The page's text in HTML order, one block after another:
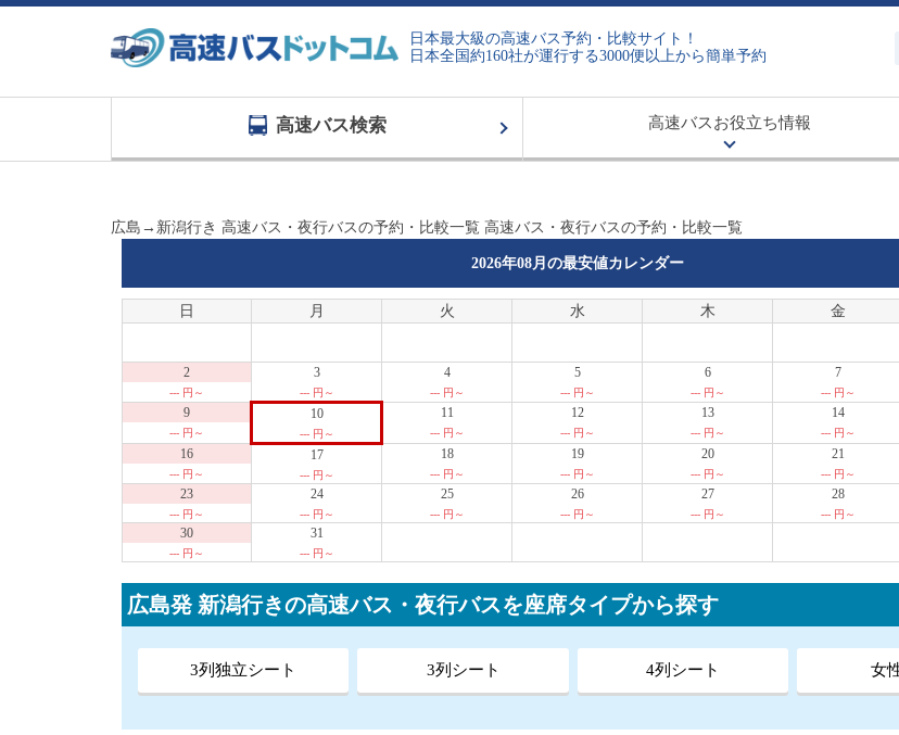
日本最大級の高速バス予約・比較サイト！
日本全国約160社が運行する3000便以上から簡単予約
高速バス検索 高速バスお役立ち情報
広島→新潟行き 高速バス・夜行バスの予約・比較一覧 高速バス・夜行バスの予約・比較一覧
2026年08月の最安値カレンダー
日 月 火 水 木 金
2
--- 円～
3
--- 円～
4
--- 円～
5
--- 円～
6
--- 円～
7
--- 円～
9
--- 円～
10
--- 円～
11
--- 円～
12
--- 円～
13
--- 円～
14
--- 円～
16
--- 円～
17
--- 円～
18
--- 円～
19
--- 円～
20
--- 円～
21
--- 円～
23
--- 円～
24
--- 円～
25
--- 円～
26
--- 円～
27
--- 円～
28
--- 円～
30
--- 円～
31
--- 円～
広島発 新潟行きの高速バス・夜行バスを座席タイプから探す
3列独立シート 3列シート 4列シート 女